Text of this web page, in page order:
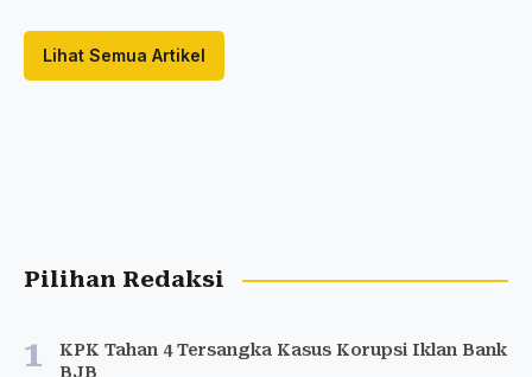
Lihat Semua Artikel
Pilihan Redaksi
1
KPK Tahan 4 Tersangka Kasus Korupsi Iklan Bank
BJB